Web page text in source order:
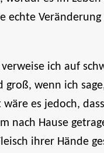
echte Veränderung
ich auf
wenn ich
es jedoch,
nach Hause
ihrer Hände